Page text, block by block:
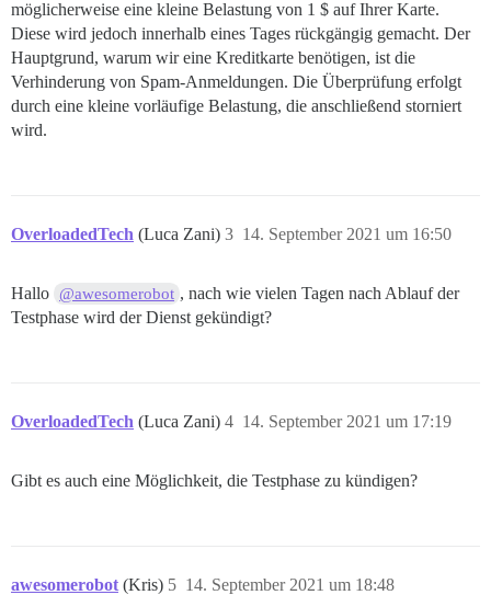
möglicherweise eine kleine Belastung von 1 $ auf Ihrer Karte.
Diese wird jedoch innerhalb eines Tages rückgängig gemacht. Der
Hauptgrund, warum wir eine Kreditkarte benötigen, ist die
Verhinderung von Spam-Anmeldungen. Die Überprüfung erfolgt
durch eine kleine vorläufige Belastung, die anschließend storniert
wird.
OverloadedTech (Luca Zani) 14. September 2021 um 16:50
3
Hallo @awesomerobot , nach wie vielen Tagen nach Ablauf der
Testphase wird der Dienst gekündigt?
OverloadedTech (Luca Zani) 14. September 2021 um 17:19
4
Gibt es auch eine Möglichkeit, die Testphase zu kündigen?
awesomerobot (Kris) 14. September 2021 um 18:48
5